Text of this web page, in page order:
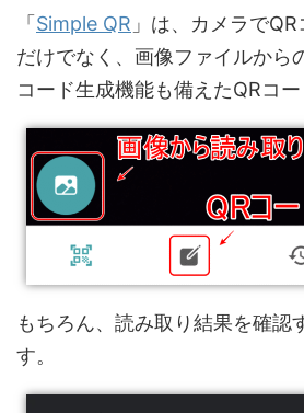
「 Simple QR 」は、カメラで
だけでなく、画像ファイルから
コード生成機能も備えたQRコー
もちろん、読み取り結果を確認
す。